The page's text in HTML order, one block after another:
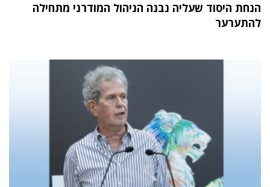
הנחת היסוד שעליה נבנה הניהול המודרני מתחילה
להתערער